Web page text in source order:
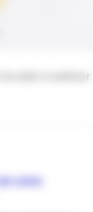
les aider à maîtriser
votre